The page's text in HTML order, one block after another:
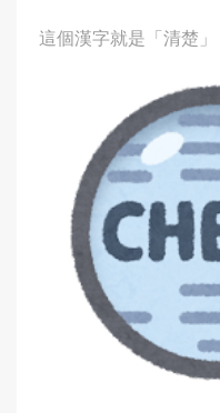
這個漢字就是「清楚」